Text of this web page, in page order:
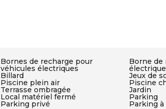
Bornes de recharge pour
véhicules électriques
Borne de
Billard
Jeux de
Piscine plein air Piscine
Terrasse ombragée Jardin
Local matériel fermé Parking
Parking privé Parking à